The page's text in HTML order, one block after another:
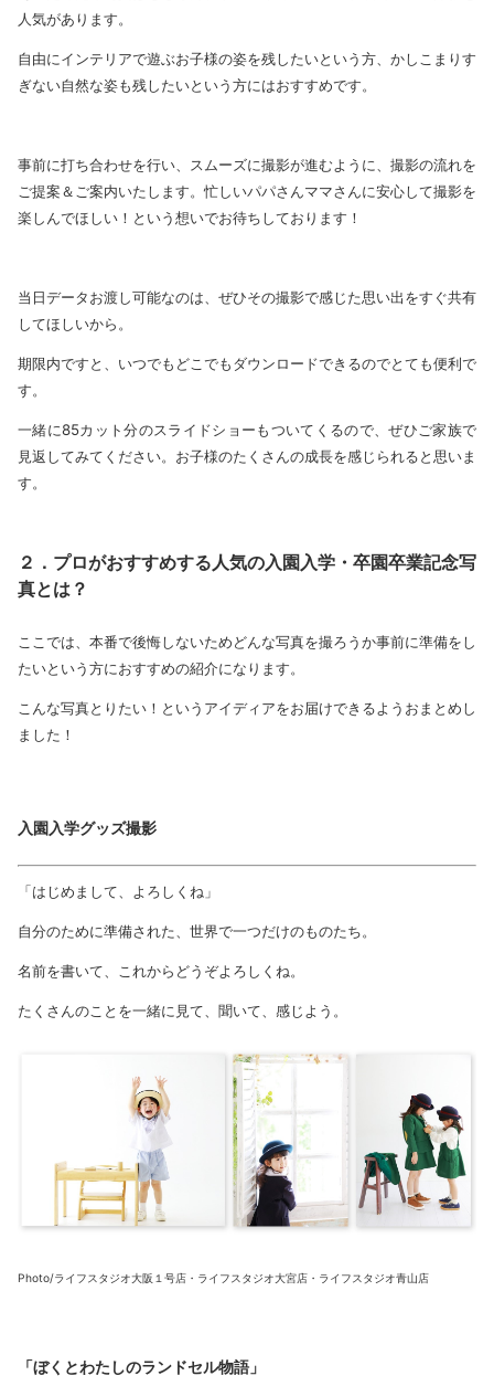
人気があります。
自由にインテリアで遊ぶお子様の姿を残したいという方、かしこまりす
ぎない自然な姿も残したいという方にはおすすめです。
事前に打ち合わせを行い、スムーズに撮影が進むように、撮影の流れを
ご提案＆ご案内いたします。忙しいパパさんママさんに安心して撮影を
楽しんでほしい！という想いでお待ちしております！
当日データお渡し可能なのは、ぜひその撮影で感じた思い出をすぐ共有
してほしいから。
期限内ですと、いつでもどこでもダウンロードできるのでとても便利で
す。
一緒に85カット分のスライドショーもついてくるので、ぜひご家族で
見返してみてください。お子様のたくさんの成長を感じられると思いま
す。
２．プロがおすすめする人気の入園入学・卒園卒業記念写
真とは？
ここでは、本番で後悔しないためどんな写真を撮ろうか事前に準備をし
たいという方におすすめの紹介になります。
こんな写真とりたい！というアイディアをお届けできるようおまとめし
ました！
入園入学グッズ撮影
「はじめまして、よろしくね」
自分のために準備された、世界で一つだけのものたち。
名前を書いて、これからどうぞよろしくね。
たくさんのことを一緒に見て、聞いて、感じよう。
Photo/ライフスタジオ大阪１号店・ライフスタジオ大宮店・ライフスタジオ青山店
「ぼくとわたしのランドセル物語」